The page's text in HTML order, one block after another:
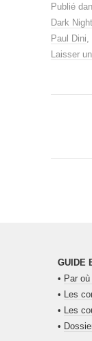
Publié
Dark
Paul Dini
Laisser
GUIDE
• Par
•
Les
•
Les
•